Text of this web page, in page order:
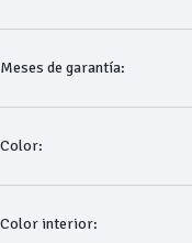
Meses de garantía:
Color:
Color interior: